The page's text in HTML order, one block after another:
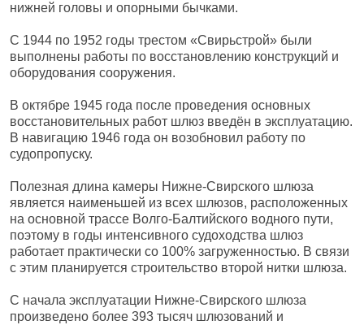
нижней головы и опорными бычками.
С 1944 по 1952 годы трестом «Свирьстрой» были
выполнены работы по восстановлению конструкций и
оборудования сооружения.
В октябре 1945 года после проведения основных
восстановительных работ шлюз введён в эксплуатацию.
В навигацию 1946 года он возобновил работу по
судопропуску.
Полезная длина камеры Нижне-Свирского шлюза
является наименьшей из всех шлюзов, расположенных
на основной трассе Волго-Балтийского водного пути,
поэтому в годы интенсивного судоходства шлюз
работает практически со 100% загруженностью. В связи
с этим планируется строительство второй нитки шлюза.
С начала эксплуатации Нижне-Свирского шлюза
произведено более 393 тысяч шлюзований и